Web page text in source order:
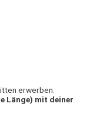
erwerben.
Länge) mit deiner